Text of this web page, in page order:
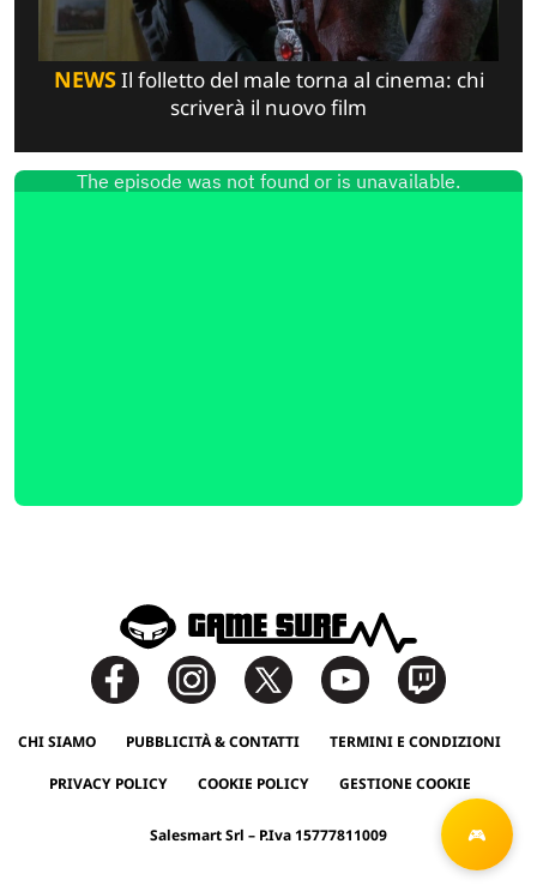
NEWSIl folletto del male torna al cinema: chi
scriverà il nuovo film
CHI SIAMO PUBBLICITÀ & CONTATTI TERMINI E CONDIZIONI
PRIVACY POLICY COOKIE POLICY GESTIONE COOKIE
Salesmart Srl – P.Iva 15777811009